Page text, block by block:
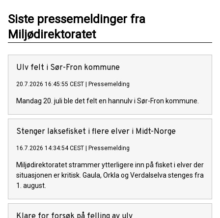
Siste pressemeldinger fra
Miljødirektoratet
Ulv felt i Sør-Fron kommune
20.7.2026 16:45:55 CEST Pressemelding
Mandag 20. juli ble det felt en hannulv i Sør-Fron kommune.
Stenger laksefisket i flere elver i Midt-Norge
16.7.2026 14:34:54 CEST Pressemelding
Miljødirektoratet strammer ytterligere inn på fisket i elver der
situasjonen er kritisk. Gaula, Orkla og Verdalselva stenges fra
1. august.